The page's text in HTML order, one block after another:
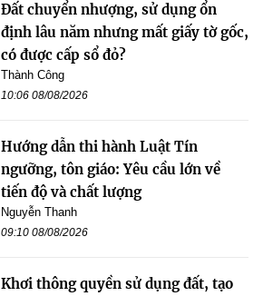
Đất chuyển nhượng, sử dụng ổn
định lâu năm nhưng mất giấy tờ gốc,
có được cấp sổ đỏ?
Thành Công
10:06 08/08/2026
Hướng dẫn thi hành Luật Tín
ngưỡng, tôn giáo: Yêu cầu lớn về
tiến độ và chất lượng
Nguyễn Thanh
09:10 08/08/2026
Khơi thông quyền sử dụng đất, tạo